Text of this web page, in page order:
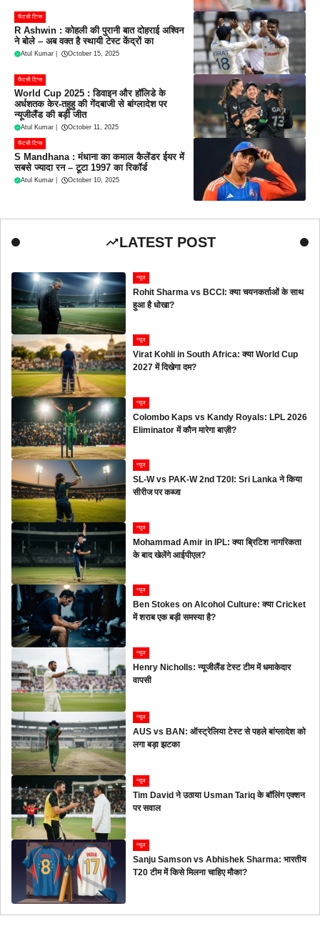
फैंटसी टिप्स
R Ashwin : कोहली की पुरानी बात दोहराई अश्विन
ने बोले – अब वक्त है स्थायी टेस्ट केंद्रों का
Atul Kumar October 15, 2025
फैंटसी टिप्स
World Cup 2025 : डिवाइन और हॉलिडे के
अर्धशतक केर-तहुहु की गेंदबाजी से बांग्लादेश पर
न्यूजीलैंड की बड़ी जीत
Atul Kumar October 11, 2025
फैंटसी टिप्स
S Mandhana : मंधाना का कमाल कैलेंडर ईयर में
सबसे ज्यादा रन – टूटा 1997 का रिकॉर्ड
Atul Kumar October 10, 2025
LATEST POST
न्यूज
Rohit Sharma vs BCCI: क्या चयनकर्ताओं के साथ
हुआ है धोखा?
न्यूज
Virat Kohli in South Africa: क्या World Cup
2027 में दिखेगा दम?
न्यूज
Colombo Kaps vs Kandy Royals: LPL 2026
Eliminator में कौन मारेगा बाज़ी?
न्यूज
SL-W vs PAK-W 2nd T20I: Sri Lanka ने किया
सीरीज पर कब्जा
न्यूज
Mohammad Amir in IPL: क्या ब्रिटिश नागरिकता
के बाद खेलेंगे आईपीएल?
न्यूज
Ben Stokes on Alcohol Culture: क्या Cricket
में शराब एक बड़ी समस्या है?
न्यूज
Henry Nicholls: न्यूजीलैंड टेस्ट टीम में धमाकेदार
वापसी
न्यूज
AUS vs BAN: ऑस्ट्रेलिया टेस्ट से पहले बांग्लादेश को
लगा बड़ा झटका
न्यूज
Tim David ने उठाया Usman Tariq के बॉलिंग एक्शन
पर सवाल
न्यूज
Sanju Samson vs Abhishek Sharma: भारतीय
T20 टीम में किसे मिलना चाहिए मौका?